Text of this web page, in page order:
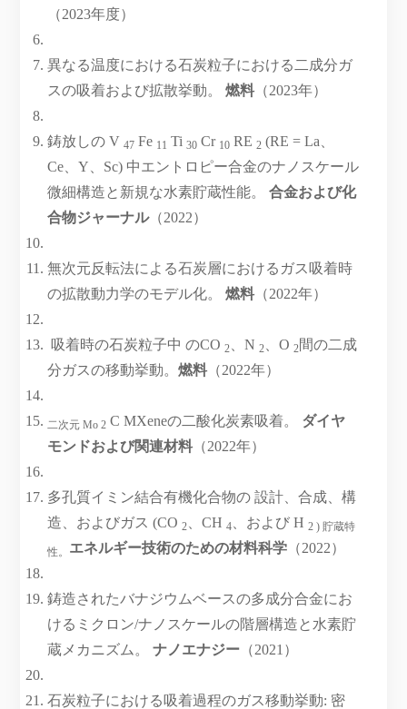
（2023年度）
異なる温度における石炭粒子における二成分ガ
スの吸着および拡散挙動。燃料 （2023年）
鋳放しの V 47 Fe 11 Ti30 Cr 10 RE2 (RE = La、
Ce、Y、Sc) 中エントロピー合金のナノスケール
微細構造と新規な水素貯蔵性能。合金および化
合物ジャーナル（2022）
無次元反転法による石炭層におけるガス吸着時
の拡散動力学のモデル化。燃料 （2022年）
吸着時の石炭粒子中 のCO2 、N2 、O2間の二成
分ガスの移動挙動。燃料 （2022年）
二次元 Mo 2 C MXeneの二酸化炭素吸着。 ダイヤ
モンドおよび関連材料 （2022年）
多孔質イミン結合有機化合物の 設計、合成、構
造、およびガス (CO2 、CH 4 、および H2 ) 貯蔵特
性。 エネルギー技術のための材料科学 （2022）
鋳造されたバナジウムベースの多成分合金にお
けるミクロン/ナノスケールの階層構造と水素貯
蔵メカニズム。ナノエナジー （2021）
石炭粒子における吸着過程のガス移動挙動: 密